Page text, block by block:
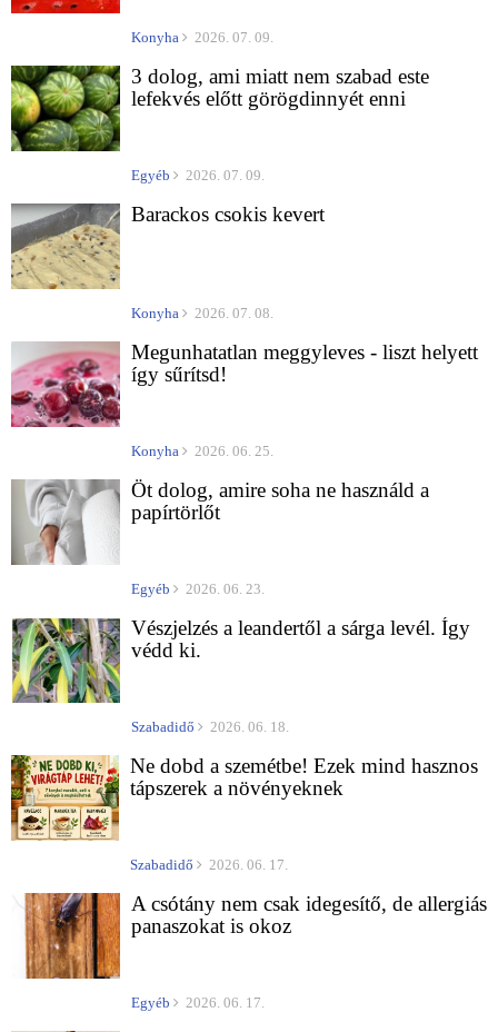
Konyha 2026. 07. 09.
3 dolog, ami miatt nem szabad este
lefekvés előtt görögdinnyét enni
Egyéb 2026. 07. 09.
Barackos csokis kevert
Konyha 2026. 07. 08.
Megunhatatlan meggyleves - liszt helyett
így sűrítsd!
Konyha 2026. 06. 25.
Öt dolog, amire soha ne használd a
papírtörlőt
Egyéb 2026. 06. 23.
Vészjelzés a leandertől a sárga levél. Így
védd ki.
Szabadidő 2026. 06. 18.
Ne dobd a szemétbe! Ezek mind hasznos
tápszerek a növényeknek
Szabadidő 2026. 06. 17.
A csótány nem csak idegesítő, de allergiás
panaszokat is okoz
Egyéb 2026. 06. 17.